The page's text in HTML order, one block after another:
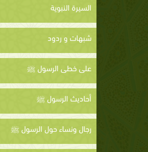
السيرة النبوية
شبهات و ردود
على خطى الرسول ﷺ
أحاديث الرسول ﷺ
رجال ونساء حول الرسول ﷺ